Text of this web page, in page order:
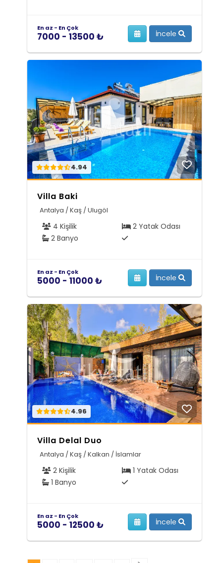
En az - En Çok
7000 - 13500 ₺ İncele
4.94
Villa Baki
Antalya / Kaş / Ulugöl
4 Kişilik
2 Yatak Odası
2 Banyo
En az - En Çok
5000 - 11000 ₺ İncele
4.96
Villa Delal Duo
Antalya / Kaş / Kalkan / İslamlar
2 Kişilik
1 Yatak Odası
1 Banyo
En az - En Çok
5000 - 12500 ₺ İncele